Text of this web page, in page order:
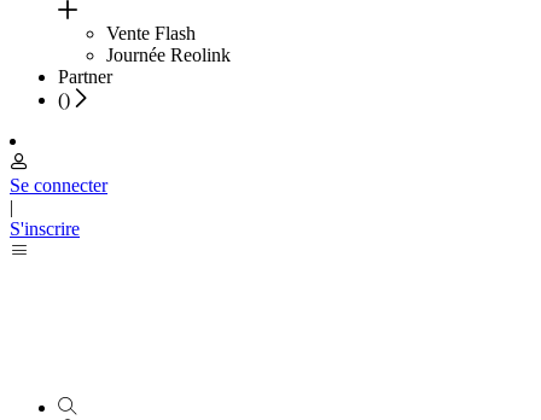
Vente Flash
Journée Reolink
Partner
()
Se connecter
|
S'inscrire